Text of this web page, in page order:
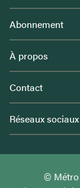
Abonnement
À propos
Contact
Réseaux sociaux
© Métro